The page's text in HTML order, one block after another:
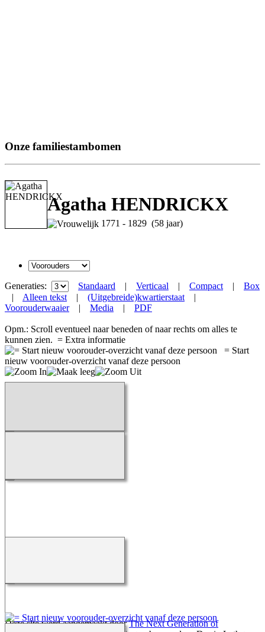
Onze familiestambomen
Agatha HENDRICKX
1771 - 1829 (58 jaar)
Generaties: Standaard | Verticaal | Compact | Box
| Alleen tekst | (Uitgebreide)kwartierstaat |
Voorouderwaaier| Media | PDF
Opm.: Scroll eventueel naar beneden of naar rechts om alles te
kunnen zien. = Extra informatie
= Start
nieuw voorouder-overzicht vanaf deze persoon
Deze site werd aangemaakt doorThe Next Generation of